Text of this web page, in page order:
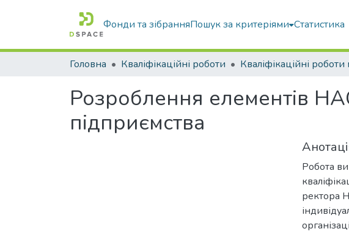
Фонди та зібранняПошук за критеріями Статистика
Головна Кваліфікаційні роботи
Розроблення елементів
підприємства
Робота
ректора